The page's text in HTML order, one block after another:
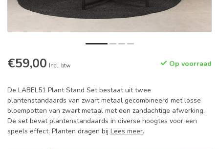
€59,00 Incl. btw Op voorraad
De LABEL51 Plant Stand Set bestaat uit twee
plantenstandaards van zwart metaal gecombineerd met losse
bloempotten van zwart metaal met een zandachtige afwerking.
De set bevat plantenstandaards in diverse hoogtes voor een
speels effect. Planten dragen bij Lees meer.